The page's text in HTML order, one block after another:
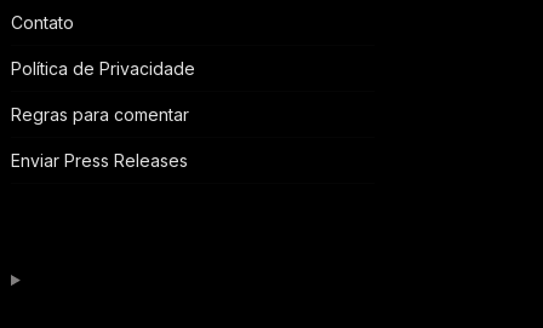
Contato
Política de Privacidade
Regras para comentar
Enviar Press Releases